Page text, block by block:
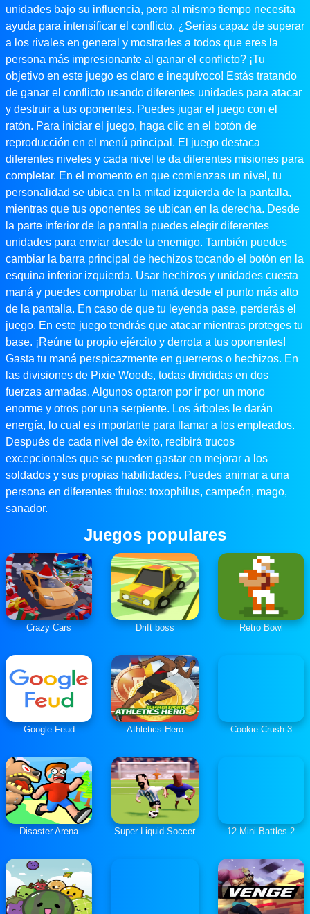
unidades bajo su influencia, pero al mismo tiempo necesita
ayuda para intensificar el conflicto. ¿Serías capaz de superar
a los rivales en general y mostrarles a todos que eres la
persona más impresionante al ganar el conflicto? ¡Tu
objetivo en este juego es claro e inequívoco! Estás tratando
de ganar el conflicto usando diferentes unidades para atacar
y destruir a tus oponentes. Puedes jugar el juego con el
ratón. Para iniciar el juego, haga clic en el botón de
reproducción en el menú principal. El juego destaca
diferentes niveles y cada nivel te da diferentes misiones para
completar. En el momento en que comienzas un nivel, tu
personalidad se ubica en la mitad izquierda de la pantalla,
mientras que tus oponentes se ubican en la derecha. Desde
la parte inferior de la pantalla puedes elegir diferentes
unidades para enviar desde tu enemigo. También puedes
cambiar la barra principal de hechizos tocando el botón en la
esquina inferior izquierda. Usar hechizos y unidades cuesta
maná y puedes comprobar tu maná desde el punto más alto
de la pantalla. En caso de que tu leyenda pase, perderás el
juego. En este juego tendrás que atacar mientras proteges tu
base. ¡Reúne tu propio ejército y derrota a tus oponentes!
Gasta tu maná perspicazmente en guerreros o hechizos. En
las divisiones de Pixie Woods, todas divididas en dos
fuerzas armadas. Algunos optaron por ir por un mono
enorme y otros por una serpiente. Los árboles le darán
energía, lo cual es importante para llamar a los empleados.
Después de cada nivel de éxito, recibirá trucos
excepcionales que se pueden gastar en mejorar a los
soldados y sus propias habilidades. Puedes animar a una
persona en diferentes títulos: toxophilus, campeón, mago,
sanador.
Juegos populares
Crazy Cars Drift boss Retro Bowl
Google Feud Athletics Hero Cookie Crush 3
Disaster Arena Super Liquid Soccer 12 Mini Battles 2